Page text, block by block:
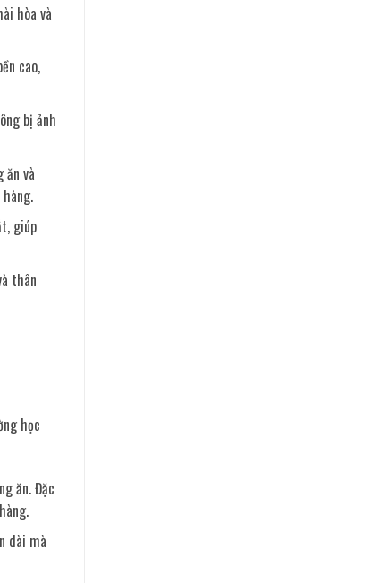
hòa và
cao,
bị ảnh
ăn và
giúp
thân
học
ăn. Đặc
dài mà